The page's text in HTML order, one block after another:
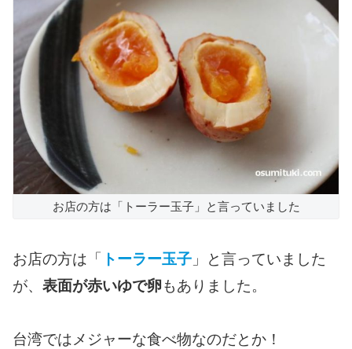
お店の方は「トーラー玉子」と言っていました
お店の方は「 トーラー玉子 」と言っていました
が、 表面が赤いゆで卵もありました。
台湾ではメジャーな食べ物なのだとか！